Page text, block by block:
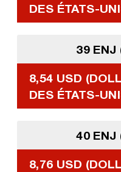
DES ÉTATS-
39 ENJ
8,54 USD
DES ÉTATS-
40 ENJ
8,76 USD